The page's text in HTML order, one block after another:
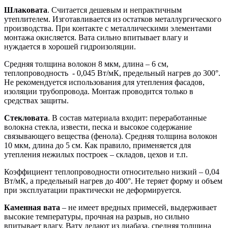
Шлаковата. Считается дешевым и непрактичным
утеплителем. Изготавливается из остатков металлургического
производства. При контакте с металлическими элементами
монтажа окисляется. Вата сильно впитывает влагу и
нуждается в хорошей гидроизоляции.
Средняя толщина волокон 8 мкм, длина – 6 см,
теплопроводность - 0,045 Вт/мК, предельный нагрев до 300°.
Не рекомендуется использования для утепления фасадов,
изоляции трубопровода. Монтаж проводится только в
средствах защиты.
Стекловата. В состав материала входит: переработанные
волокна стекла, извести, песка и высокое содержание
связывающего вещества (фенола). Средняя толщина волокон
10 мкм, длина до 5 см. Как правило, применяется для
утепления нежилых построек – складов, цехов и т.п.
Коэффициент теплопроводности относительно низкий – 0,04
Вт/мК, а предельный нагрев до 400°. Не теряет форму и объем
при эксплуатации практически не деформируется.
Каменная вата – не имеет вредных примесей, выдерживает
высокие температуры, прочная на разрыв, но сильно
впитывает влагу. Вату делают из диабаза, средняя толщина